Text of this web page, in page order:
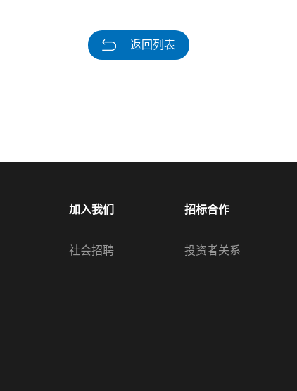
返回列表
加入我们
社会招聘
招标合作
投资者关系